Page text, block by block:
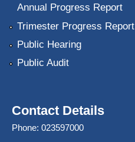
Annual Progress Report
Trimester Progress Report
Public Hearing
Public Audit
Contact Details
Phone: 023597000